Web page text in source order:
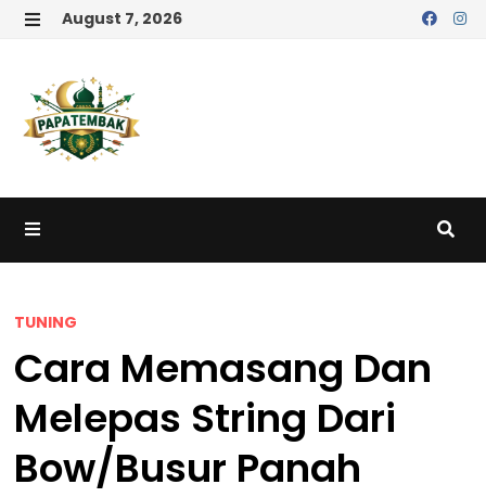
Skip
August 7, 2026
TUNING
Cara Memasang Dan
Melepas String Dari
Bow/Busur Panah